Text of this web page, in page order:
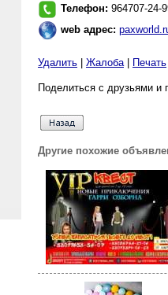
Телефон: 964707-24-
web адрес:
Удалить Жалоба| Печать
Поделиться с друзьями и
Другие похожие